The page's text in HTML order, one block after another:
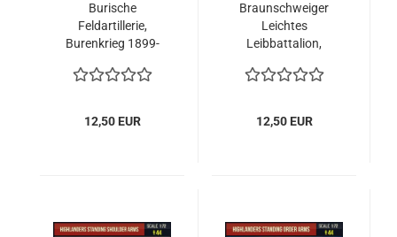
Burische
Feldartillerie,
Burenkrieg 1899-
12,50 EUR
Braunschweiger
Leichtes
Leibbattalion,
Napoleonische
12,50 EUR